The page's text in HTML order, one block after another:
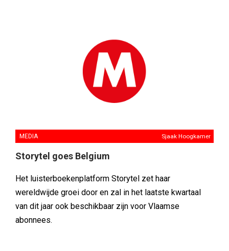
MEDIA Sjaak Hoogkamer
Storytel goes Belgium
Het luisterboekenplatform Storytel zet haar
wereldwijde groei door en zal in het laatste kwartaal
van dit jaar ook beschikbaar zijn voor Vlaamse
abonnees.